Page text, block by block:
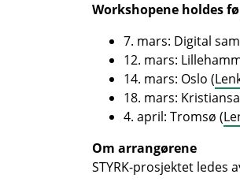
Workshopene holdes
7. mars: Digital
12. mars:
14. mars: Oslo (
18. mars:
4. april: Tromsø (
Om arrangørene
STYRK-prosjektet ledes